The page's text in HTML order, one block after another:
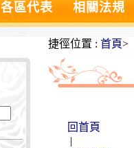
各區代表 相關法規
捷徑位置 : 首頁>
回首頁
|